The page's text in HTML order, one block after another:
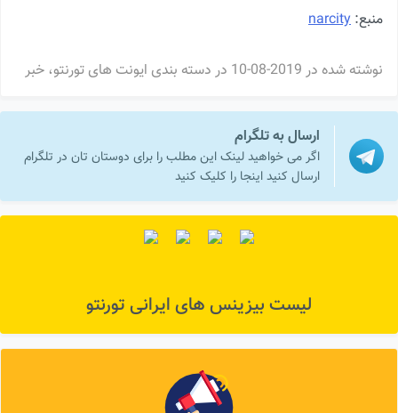
منبع: narcity
نوشته شده در 2019-08-10 در دسته بندی ایونت های تورنتو، خبر
ارسال به تلگرام
اگر می خواهید لینک این مطلب را برای دوستان تان در تلگرام
ارسال کنید اینجا را کلیک کنید
لیست بیزینس های ایرانی تورنتو